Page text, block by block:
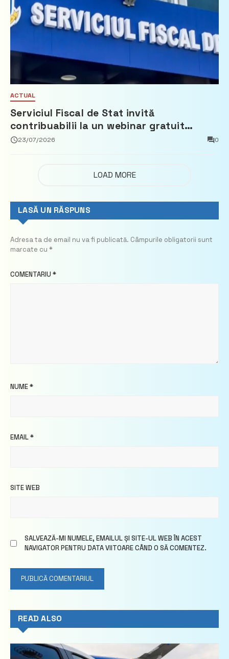
ACTUAL
Serviciul Fiscal de Stat invită
contribuabilii la un webinar gratuit
privind calculul impozitului pe bunurile
23/07/2026 0
LOAD MORE
LASĂ UN RĂSPUNS
Adresa ta de email nu va fi publicată. Câmpurile obligatorii sunt
marcate cu *
COMENTARIU *
NUME*
EMAIL*
SITE WEB
SALVEAZĂ-MI NUMELE, EMAILUL ȘI SITE-UL WEB ÎN ACEST
NAVIGATOR PENTRU DATA VIITOARE CÂND O SĂ COMENTEZ.
READ ALSO